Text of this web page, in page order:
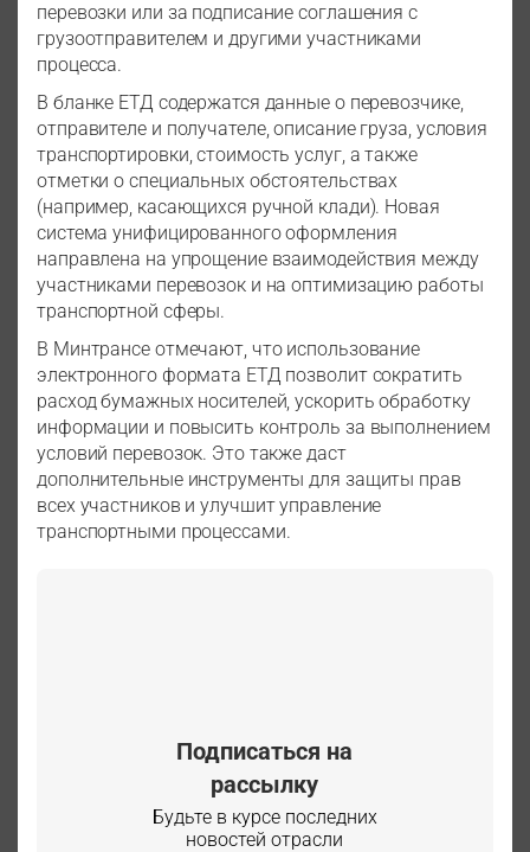
перевозки или за подписание соглашения с
грузоотправителем и другими участниками
процесса.
В бланке ЕТД содержатся данные о перевозчике,
отправителе и получателе, описание груза, условия
транспортировки, стоимость услуг, а также
отметки о специальных обстоятельствах
(например, касающихся ручной клади). Новая
система унифицированного оформления
направлена на упрощение взаимодействия между
участниками перевозок и на оптимизацию работы
транспортной сферы.
В Минтрансе отмечают, что использование
электронного формата ЕТД позволит сократить
расход бумажных носителей, ускорить обработку
информации и повысить контроль за выполнением
условий перевозок. Это также даст
дополнительные инструменты для защиты прав
всех участников и улучшит управление
транспортными процессами.
Подписаться на
рассылку
Будьте в курсе последних
новостей отрасли